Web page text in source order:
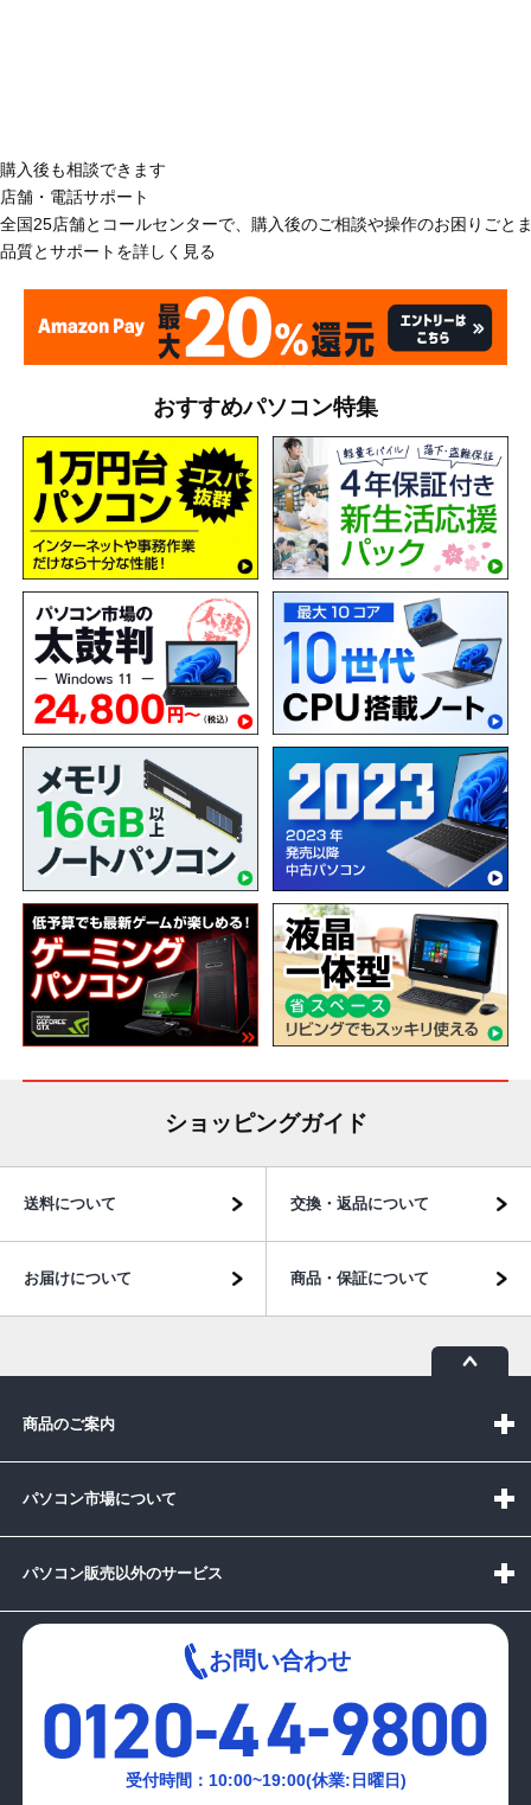
購入後も相談できます
店舗・電話サポート
全国25店舗とコールセンターで、購入後のご相談や操作のお困りごと
品質とサポートを詳しく見る
おすすめパソコン特集
ショッピングガイド
送料について 交換・返品について
お届けについて 商品・保証について
商品のご案内
パソコン市場について
パソコン販売以外のサービス
お問い合わせ
受付時間：10:00~19:00(休業:日曜日)